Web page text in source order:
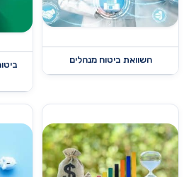
השוואת ביטוח מנהלים